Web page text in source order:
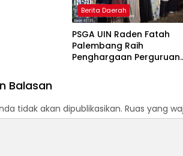
Berita Daerah
PSGA UIN Raden Fatah
Palembang Raih
Penghargaan Perguruan
Balasan
tidak akan dipublikasikan. Ruas yang